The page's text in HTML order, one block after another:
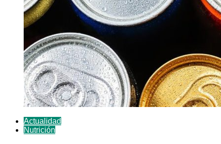
Actualidad
Nutrición